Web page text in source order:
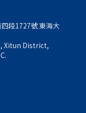
段1727號 東海大
Xitun District,